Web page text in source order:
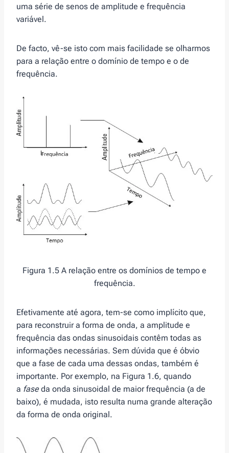
uma série de senos de amplitude e frequência
variável.
De facto, vê-se isto com mais facilidade se olharmos
para a relação entre o domínio de tempo e o de
frequência.
Figura 1.5 A relação entre os domínios de tempo e
frequência.
Efetivamente até agora, tem-se como implícito que,
para reconstruir a forma de onda, a amplitude e
frequência das ondas sinusoidais contêm todas as
informações necessárias. Sem dúvida que é óbvio
que a fase de cada uma dessas ondas, também é
importante. Por exemplo, na Figura 1.6, quando
a faseda onda sinusoidal de maior frequência (a de
baixo), é mudada, isto resulta numa grande alteração
da forma de onda original.